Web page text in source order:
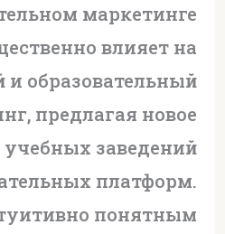
маркетинге
влияет на
и образовательный
предлагая новое
заведений
платформ.
понятным